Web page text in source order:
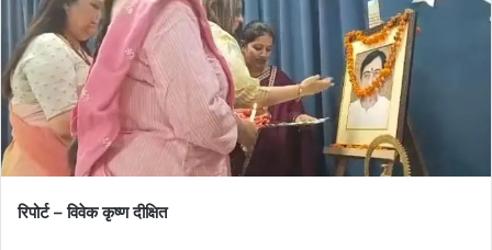
रिपोर्ट – विवेक कृष्ण दीक्षित